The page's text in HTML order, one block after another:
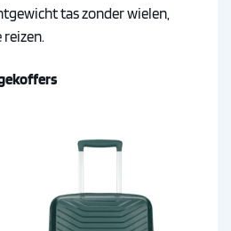
tas zonder wielen,